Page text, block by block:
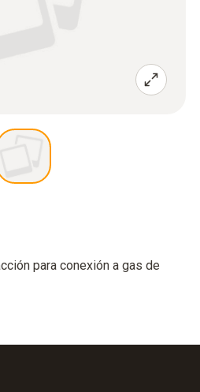
para conexión a gas de